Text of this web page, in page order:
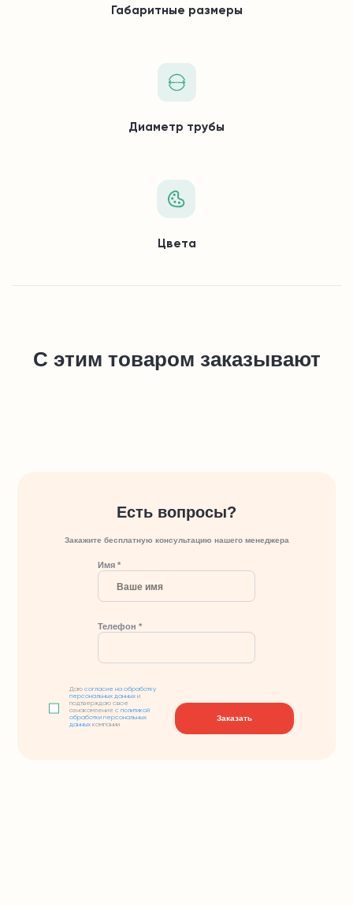
Габаритные размеры
Диаметр трубы
Цвета
С этим товаром заказывают
Есть вопросы?
Закажите бесплатную консультацию нашего менеджера
Имя *
Телефон *
Даюсогласие на обработку
персональных данных и
подтверждаю свое
ознакомление сполитикой
обработки персональных
данных компании
Заказать